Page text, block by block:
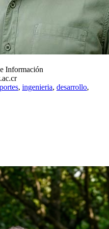
Información
.ac.cr
, ingenieria, desarrollo,